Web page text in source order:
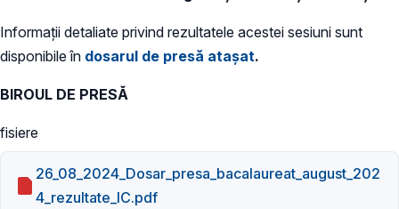
Informații detaliate privind rezultatele acestei sesiuni sunt
disponibile în dosarul de presă atașat.
BIROUL DE PRESĂ
fisiere
26_08_2024_Dosar_presa_bacalaureat_august_202
4_rezultate_IC.pdf